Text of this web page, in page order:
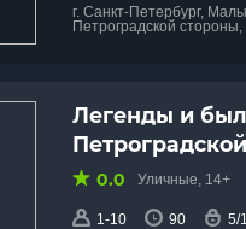
г. Санкт-Петербург,
Петроградской
Легенды и
0.0 Уличные, 14+
1-10 90 5/